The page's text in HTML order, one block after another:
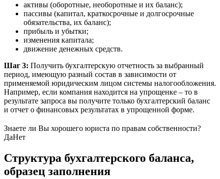
активы (оборотные, необоротные и их баланс);
пассивы (капитал, краткосрочные и долгосрочные
обязательства, их баланс);
прибыль и убытки;
изменения капитала;
движение денежных средств.
Шаг 3: Получить бухгалтерскую отчетность за выбранный
период, имеющую разный состав в зависимости от
применяемой юридическим лицом системы налогообложения.
Например, если компания находится на упрощенке – то в
результате запроса вы получите только бухгалтерский баланс
и отчет о финансовых результатах в упрощенной форме.
Знаете ли Вы хорошего юриста по правам собственности?
ДаНет
Структура бухгалтерского баланса,
образец заполнения